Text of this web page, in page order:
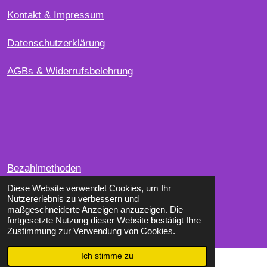
Diese Website verwendet Cookies, um Ihr
Nutzererlebnis zu verbessern und
maßgeschneiderte Anzeigen anzuzeigen. Die
fortgesetzte Nutzung dieser Website bestätigt Ihre
Zustimmung zur Verwendung von Cookies.
Ich stimme zu
Kontakt & Impressum
Datenschutzerklärung
AGBs & Widerrufsbelehrung
Bezahlmethoden
F
a
c
e
b
I
n
s
t
a
© 2026FollowerStorm.com